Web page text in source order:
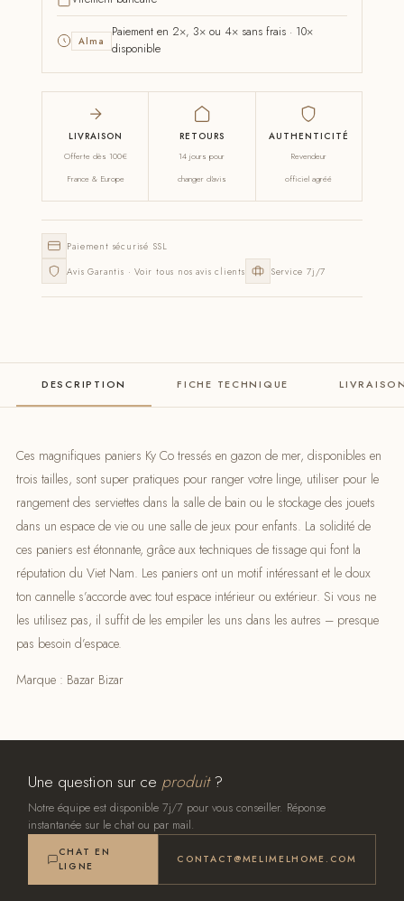
Alma
Paiement en 2×, 3× ou 4× sans frais · 10×
disponible
LIVRAISON
Offerte dès 100€
France & Europe
RETOURS
14 jours pour
changer d'avis
AUTHENTICITÉ
Revendeur
officiel agréé
Paiement sécurisé SSL
Avis Garantis · Voir tous nos avis clients
Service 7j/7
DESCRIPTION FICHE TECHNIQUE
Ces magnifiques paniers Ky Co tressés en gazon de mer, disponibles en
trois tailles, sont super pratiques pour ranger votre linge, utiliser pour le
rangement des serviettes dans la salle de bain ou le stockage des jouets
dans un espace de vie ou une salle de jeux pour enfants. La solidité de
ces paniers est étonnante, grâce aux techniques de tissage qui font la
réputation du Viet Nam. Les paniers ont un motif intéressant et le doux
ton cannelle s’accorde avec tout espace intérieur ou extérieur. Si vous ne
les utilisez pas, il suffit de les empiler les uns dans les autres – presque
pas besoin d’espace.
Marque : Bazar Bizar
Une question sur ce produit?
Notre équipe est disponible 7j/7 pour vous conseiller. Réponse
instantanée sur le chat ou par mail.
CHAT EN
LIGNE
CONTACT@MELIMELHOME.COM